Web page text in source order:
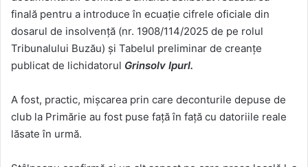
finală pentru a introduce în ecuație cifrele oficiale din
dosarul de insolvență (nr. 1908/114/2025 de pe rolul
Tribunalului Buzău) și Tabelul preliminar de creanțe
publicat de lichidatorul Grinsolv Ipurl.
A fost, practic, mișcarea prin care deconturile depuse de
club la Primărie au fost puse față în față cu datoriile reale
lăsate în urmă.